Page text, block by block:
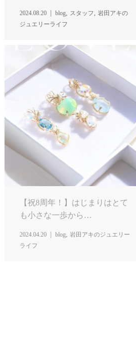
【祝8周年！】はじまりはとて
も小さな一歩から…
2024.04.20 blog
岩田アキのジュエリー
ライフ